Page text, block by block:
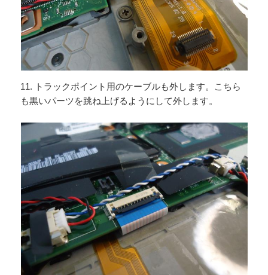
11. トラックポイント用のケーブルも外します。こちら
も黒いパーツを跳ね上げるようにして外します。